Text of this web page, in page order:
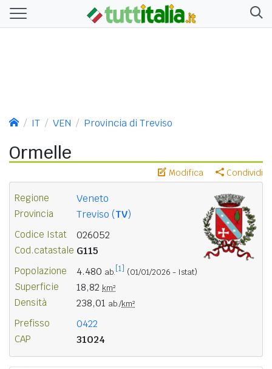
IT VEN Provincia di Treviso
Ormelle
Modifica Condividi
Regione Veneto
Provincia Treviso (TV)
Codice Istat 026052
Cod.catastale G115
Popolazione 4.480 ab. [1] (01/01/2026 - Istat)
Superficie 18,82 km²
Densità 238,01 ab./km²
Prefisso 0422
CAP 31024